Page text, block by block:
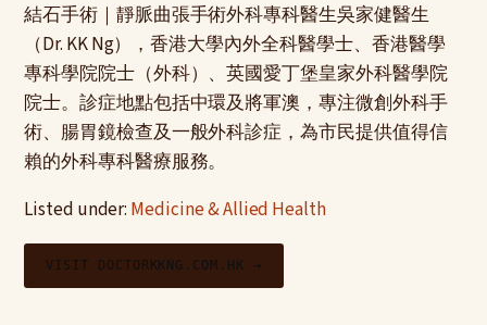
結石手術｜靜脈曲張手術外科專科醫生吳家健醫生
（Dr. KK Ng），香港大學內外全科醫學士、香港醫學
專科學院院士（外科）、英國愛丁堡皇家外科醫學院
院士。診症地點包括中環及將軍澳，專注微創外科手
術、腸胃鏡檢查及一般外科診症，為市民提供值得信
賴的外科專科醫療服務。
Listed under: Medicine & Allied Health
VISIT DOCTORKKNG.COM.HK →